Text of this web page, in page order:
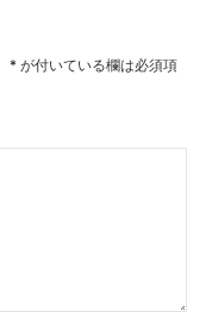
* が付いている欄は必須項